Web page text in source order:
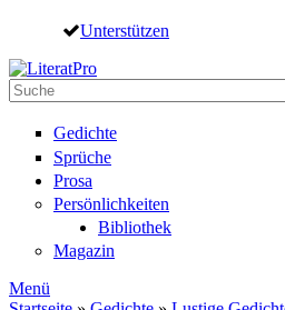
Direkt zum Inhalt
Unterstützen
Suche
Gedichte
Sprüche
Prosa
Persönlichkeiten
Bibliothek
Magazin
Menü